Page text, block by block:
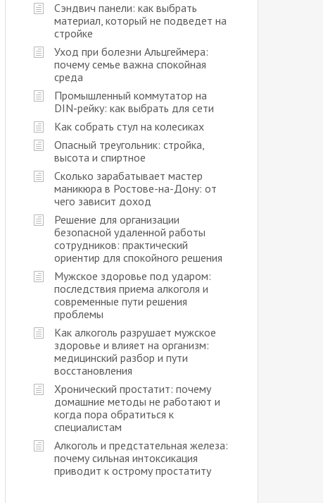
Сэндвич панели: как выбрать
материал, который не подведет на
стройке
Уход при болезни Альцгеймера:
почему семье важна спокойная
среда
Промышленный коммутатор на
DIN-рейку: как выбрать для сети
Как собрать стул на колесиках
Опасный треугольник: стройка,
высота и спиртное
Сколько зарабатывает мастер
маникюра в Ростове-на-Дону: от
чего зависит доход
Решение для организации
безопасной удаленной работы
сотрудников: практический
ориентир для спокойного решения
Мужское здоровье под ударом:
последствия приема алкоголя и
современные пути решения
проблемы
Как алкоголь разрушает мужское
здоровье и влияет на организм:
медицинский разбор и пути
восстановления
Хронический простатит: почему
домашние методы не работают и
когда пора обратиться к
специалистам
Алкоголь и предстательная железа:
почему сильная интоксикация
приводит к острому простатиту